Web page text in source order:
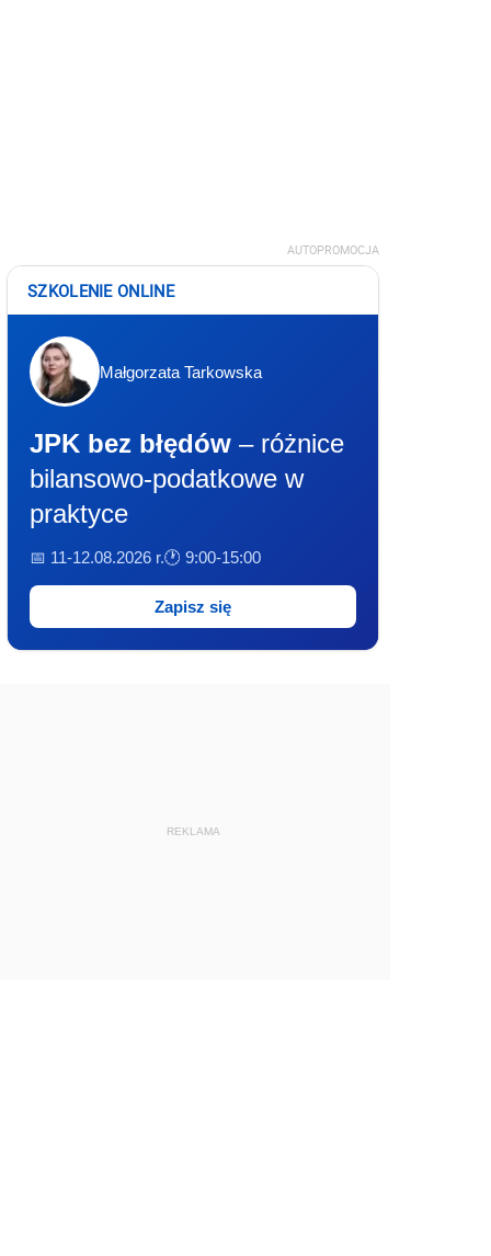
AUTOPROMOCJA
SZKOLENIE ONLINE
Małgorzata Tarkowska
JPK bez błędów – różnice
bilansowo-podatkowe w
praktyce
📅 11-12.08.2026 r.🕐 9:00-15:00
Zapisz się
REKLAMA